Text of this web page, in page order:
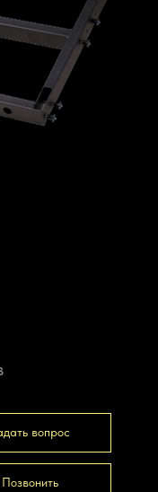
вопрос
Позвонить